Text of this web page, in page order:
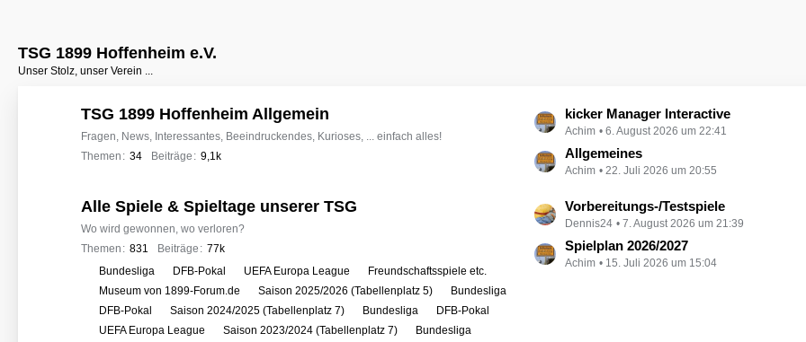
TSG 1899 Hoffenheim e.V.
Unser Stolz, unser Verein ...
TSG 1899 Hoffenheim Allgemein
Fragen, News, Interessantes, Beeindruckendes, Kurioses, ... einfach alles!
Themen
34 Beiträge 9,1k
L
e
t
z
e
e
kicker Manager Interactive
Achim 6. August 2026 um 22:41
Allgemeines
Achim 22. Juli 2026 um 20:55
Alle Spiele & Spieltage unserer TSG
Wo wird gewonnen, wo verloren?
Themen
831 Beiträge 77k
L
e
t
z
Vorbereitungs-/Testspiele
Dennis24 7. August 2026 um 21:39
Spielplan 2026/2027
Achim 15. Juli 2026 um 15:04
Bundesliga DFB-Pokal UEFA Europa League
Freundschaftsspiele etc.
Museum von 1899-Forum.de
Saison 2025/2026 (Tabellenplatz 5)
Bundesliga
DFB-Pokal
Saison 2024/2025 (Tabellenplatz 7) Bundesliga
DFB-Pokal
UEFA Europa League
Saison 2023/2024 (Tabellenplatz 7)
Bundesliga